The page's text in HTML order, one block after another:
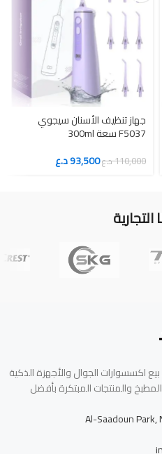
جهاز تنظيف الأسنان سيجوي
F5037 سعة 300ml
110,000د.ع93,500د.ع
التجارية
اكسسوارات الجوال والأجهزة الذكية
المطبخ والمنتجات المبتكرة بأفضل
Al-Saadoun Park,